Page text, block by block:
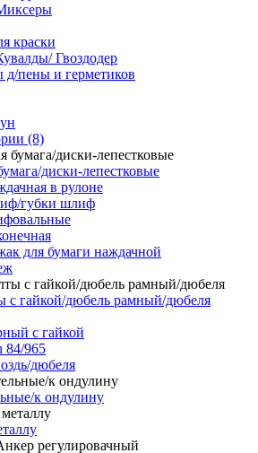
краски
Гвоздодер
д/пены и герметиков
(8)
диски-лепестковые
в рулоне
губки шлиф
для бумаги наждачной
с гайкой/дюбель рамный/дюбеля
с гайкой
965
дюбеля
к ондулину